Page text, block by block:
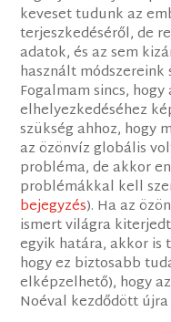
keveset tudunk az
terjeszkedéséről, de
adatok, és az sem
használt
Fogalmam sincs,
elhelyezkedéséhez
szükség ahhoz, hogy
az özönvíz globális
probléma, de akkor
problémákkal kell
bejegyzés). Ha az
ismert világra
egyik határa, akkor
hogy ez biztosabb
elképzelhető), hogy
Noéval kezdődött